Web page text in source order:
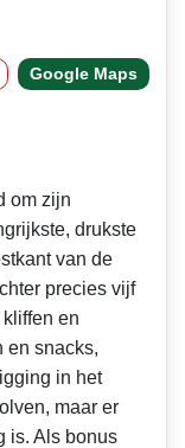
Google Maps
om zijn
drukste
van de
precies vijf
en
en snacks,
in het
maar er
is. Als bonus